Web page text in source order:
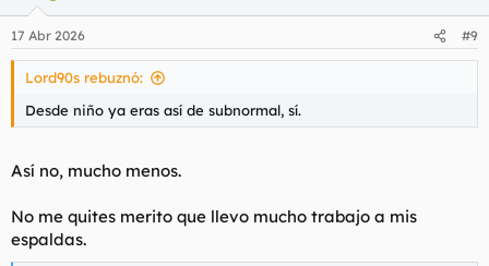
e
s
17 Abr 2026 #9
Lord90s rebuznó:
Desde niño ya eras así de subnormal, sí.
Así no, mucho menos.
No me quites merito que llevo mucho trabajo a mis
espaldas.